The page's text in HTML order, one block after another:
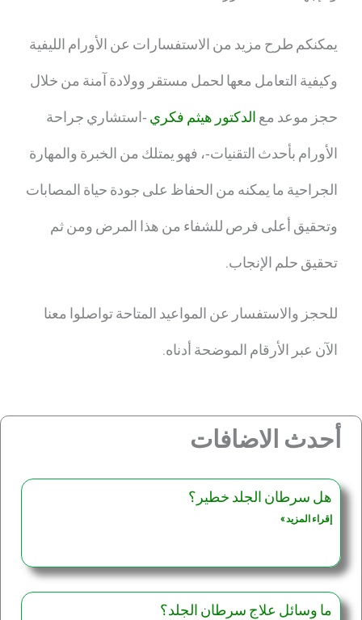
يمكنكم طرح مزيد من الاستفسارات عن الأورام الليفية
وكيفية التعامل معها لحمل مستقر وولادة آمنة من خلال
حجز موعد مع الدكتور هيثم فكري -استشاري جراحة
الأورام بأحدث التقنيات-، فهو يمتلك من الخبرة والمهارة
الجراحية ما يمكنه من الحفاظ على جودة حياة المصابات
وتحقيق أعلى فرص للشفاء من هذا المرض ومن ثم
تحقيق حلم الإنجاب.
للحجز والاستفسار عن المواعيد المتاحة تواصلوا معنا
الآن عبر الأرقام الموضحة أدناه.
أحدث الاضافات
هل سرطان الجلد خطير؟
إقراء المزيد »
ما وسائل علاج سرطان الجلد؟